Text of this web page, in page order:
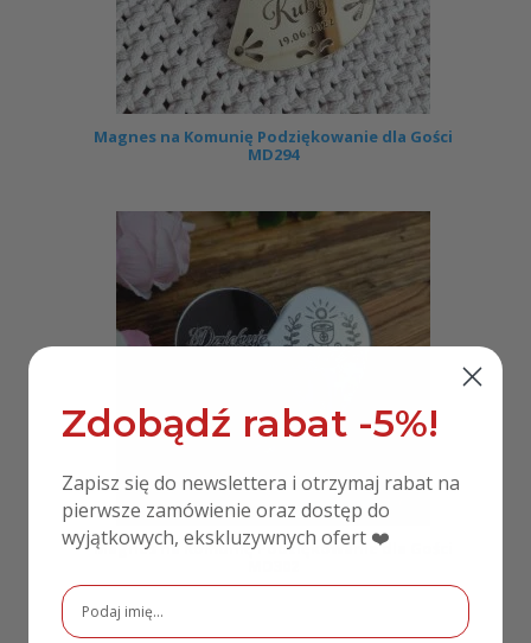
Magnes na Komunię Podziękowanie dla Gości
MD294
Magnes na Komunię Podziękowanie dla Gości
Zdobądź rabat -5%!
Zapisz się do newslettera i otrzymaj rabat na
pierwsze zamówienie oraz dostęp do
wyjątkowych, ekskluzywnych ofert ❤️